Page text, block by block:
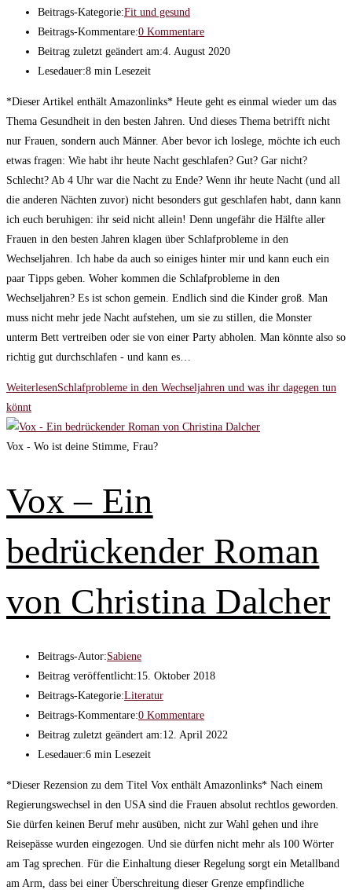
Beitrags-Kategorie:Fit und gesund
Beitrags-Kommentare:0 Kommentare
Beitrag zuletzt geändert am:4. August 2020
Lesedauer:8 min Lesezeit
*Dieser Artikel enthält Amazonlinks* Heute geht es einmal wieder um das
Thema Gesundheit in den besten Jahren. Und dieses Thema betrifft nicht
nur Frauen, sondern auch Männer. Aber bevor ich loslege, möchte ich euch
etwas fragen: Wie habt ihr heute Nacht geschlafen? Gut? Gar nicht?
Schlecht? Ab 4 Uhr war die Nacht zu Ende? Wenn ihr heute Nacht (und all
die anderen Nächten zuvor) nicht besonders gut geschlafen habt, dann kann
ich euch beruhigen: ihr seid nicht allein! Denn ungefähr die Hälfte aller
Frauen in den besten Jahren klagen über Schlafprobleme in den
Wechseljahren. Ich habe da auch so einiges hinter mir und kann euch ein
paar Tipps geben. Woher kommen die Schlafprobleme in den
Wechseljahren? Es ist schon gemein. Endlich sind die Kinder groß. Man
muss nicht mehr jede Nacht aufstehen, um sie zu stillen, die Monster
unterm Bett vertreiben oder sie von einer Party abholen. Man könnte also so
richtig gut durchschlafen - und kann es…
WeiterlesenSchlafprobleme in den Wechseljahren und was ihr dagegen tun
könnt
Vox - Wo ist deine Stimme, Frau?
Vox – Ein
bedrückender Roman
von Christina Dalcher
Beitrags-Autor:Sabiene
Beitrag veröffentlicht:15. Oktober 2018
Beitrags-Kategorie:Literatur
Beitrags-Kommentare:0 Kommentare
Beitrag zuletzt geändert am:12. April 2022
Lesedauer:6 min Lesezeit
*Dieser Rezension zu dem Titel Vox enthält Amazonlinks* Nach einem
Regierungswechsel in den USA sind die Frauen absolut rechtlos geworden.
Sie dürfen keinen Beruf mehr ausüben, nicht zur Wahl gehen und ihre
Reisepässe wurden eingezogen. Und sie dürfen nicht mehr als 100 Wörter
am Tag sprechen. Für die Einhaltung dieser Regelung sorgt ein Metallband
am Arm, dass bei einer Überschreitung dieser Grenze empfindliche